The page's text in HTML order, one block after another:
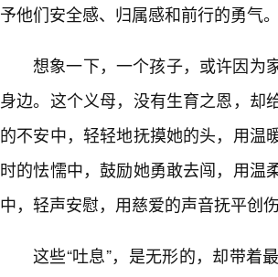
予他们安全感、归属感和前行的勇气。
想象一下，一个孩子，或许因为
身边。这个义母，没有生育之恩，却
的不安中，轻轻地抚摸她的头，用温
时的怯懦中，鼓励她勇敢去闯，用温
中，轻声安慰，用慈爱的声音抚平创伤
这些“吐息”，是无形的，却带着